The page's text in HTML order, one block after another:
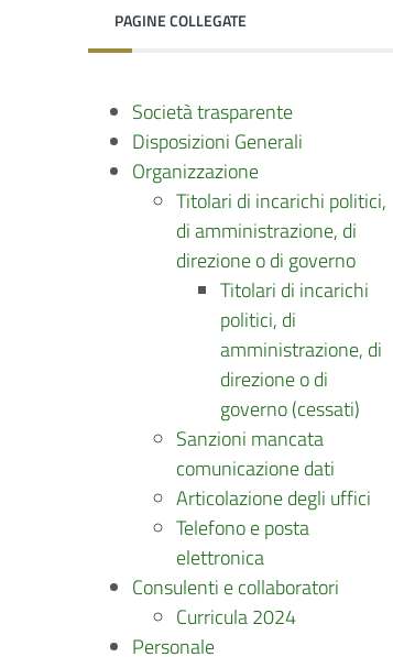
PAGINE COLLEGATE
Società trasparente
Disposizioni Generali
Organizzazione
Titolari di incarichi politici,
di amministrazione, di
direzione o di governo
Titolari di incarichi
politici, di
amministrazione, di
direzione o di
governo (cessati)
Sanzioni mancata
comunicazione dati
Articolazione degli uffici
Telefono e posta
elettronica
Consulenti e collaboratori
Curricula 2024
Personale